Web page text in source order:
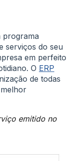
programa
serviços do seu
em perfeito
O ERP
de todas
emitido no